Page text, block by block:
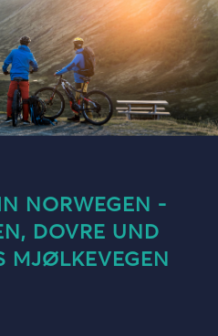
NORWEGEN -
DOVRE UND
MJØLKEVEGEN